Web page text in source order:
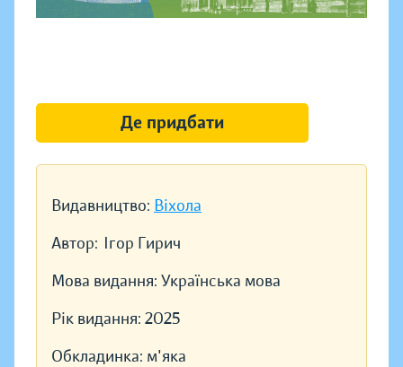
Видавництво: Віхола
Автор: Ігор Гирич
Мова видання: Українська мова
Рік видання: 2025
Обкладинка: м'яка
Де придбати